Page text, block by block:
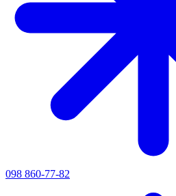
098 860-77-82